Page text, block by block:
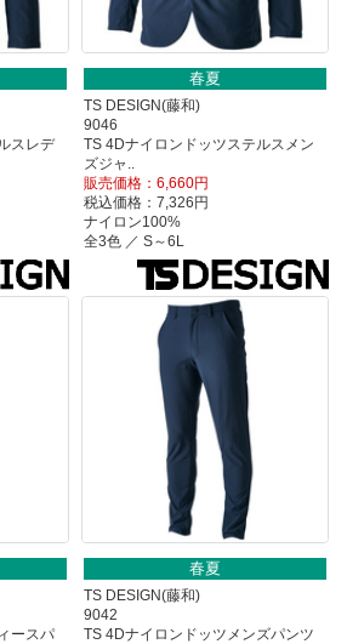
スレデ
春夏
TS DESIGN(藤和)
9046
TS 4Dナイロンドッツステルスメン
ズジャ..
販売価格：6,660円
税込価格：7,326円
ナイロン100%
全3色 ／ S～6L
ースパ
春夏
TS DESIGN(藤和)
9042
TS 4Dナイロンドッツメンズパンツ